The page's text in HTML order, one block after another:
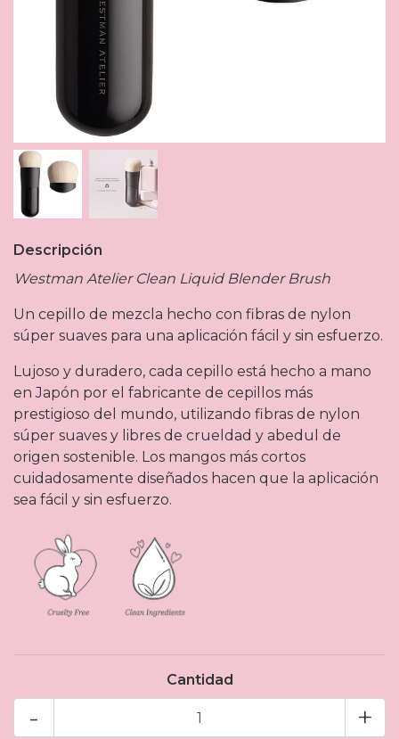
Descripción
Westman Atelier Clean Liquid Blender Brush
Un cepillo de mezcla hecho con fibras de nylon
súper suaves para una aplicación fácil y sin esfuerzo.
Lujoso y duradero, cada cepillo está hecho a mano
en Japón por el fabricante de cepillos más
prestigioso del mundo, utilizando fibras de nylon
súper suaves y libres de crueldad y abedul de
origen sostenible. Los mangos más cortos
cuidadosamente diseñados hacen que la aplicación
sea fácil y sin esfuerzo.
Cantidad
+
-